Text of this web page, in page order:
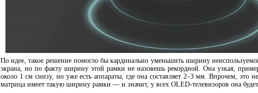
По идее, такое решение помогло бы кардинально уменьшить ширину
экрана, но по факту ширину этой рамки не назовешь рекордной. Она узкая,
около 1 см снизу, но уже есть аппараты, где она составляет 2–3 мм. Впрочем, это
матрица имеет такую ширину рамки — и значит, у всех OLED-телевизоров она